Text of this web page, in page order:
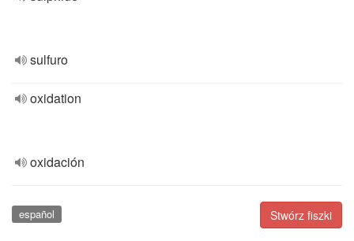
sulfuro
oxidation
oxidación
Stwórz fiszki
español